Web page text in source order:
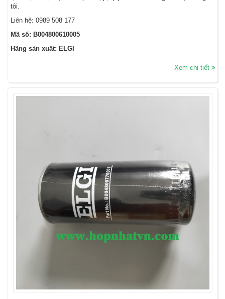
tôi.
Liên hệ: 0989 508 177
Mã số: B004800610005
Hãng sản xuất: ELGI
Xem chi tiết